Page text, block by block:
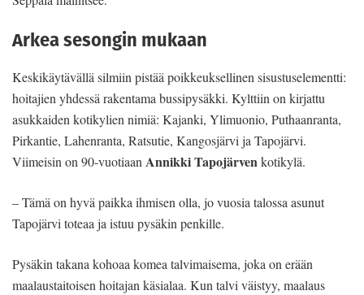
Arkea sesongin mukaan
Keskikäytävällä silmiin pistää poikkeuksellinen sisustuselementti:
hoitajien yhdessä rakentama bussipysäkki. Kylttiin on kirjattu
asukkaiden kotikylien nimiä: Kajanki, Ylimuonio, Puthaanranta,
Pirkantie, Lahenranta, Ratsutie, Kangosjärvi ja Tapojärvi.
Viimeisin on 90-vuotiaanAnnikki Tapojärvenkotikylä.
– Tämä on hyvä paikka ihmisen olla, jo vuosia talossa asunut
Tapojärvi toteaa ja istuu pysäkin penkille.
Pysäkin takana kohoaa komea talvimaisema, joka on erään
maalaustaitoisen hoitajan käsialaa. Kun talvi väistyy, maalaus